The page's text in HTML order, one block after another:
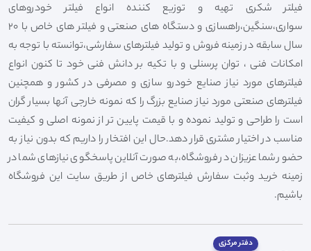
فیلتر شکری تهیه و توزیع کننده انواع فیلتر خودروهای
سواری،سنگین،راهسازی و دستگاه های صنعتی و فیلتر های خاص با 20
سال سابقه در زمینه فروش و تولید فیلترهای سفارشی،توانسته با توجه به
امکانات فنی ، توان پرسنلی و با تکیه بر دانش فنی خود تا کنون انواع
فیلترهای مورد نیاز صنایع خودرو سازی و مصرفی در کشور و همچنین
فیلترهای صنعتی مورد نیاز صنایع بزرگ را که نمونه خارجی آنها بسیار گران
است را طراحی و تولید نموده و با قیمت پایین تر از نمونه اصلی و کیفیت
مناسب در اختیار مشتری قرار دهد.حال این افتخار را داریم که بدون نیاز به
حضور شما عزیزان در فروشگاه،به صورت آنلاین پاسخگوی نیازهای شما در
زمینه خرید وثبت سفارش فیلترهای خاص از طریق سایت این فروشگاه
باشیم.
دفتر مرکزی